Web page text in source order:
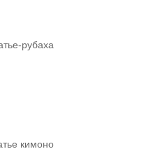
рубаха
кимоно